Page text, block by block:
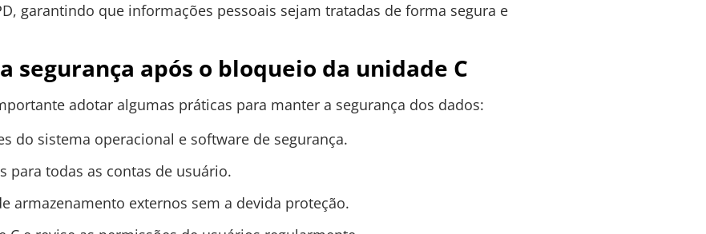
garantindo que informações pessoais sejam tratadas de forma segura e
segurança após o bloqueio da unidade C
adotar algumas práticas para manter a segurança dos dados:
do sistema operacional e software de segurança.
para todas as contas de usuário.
armazenamento externos sem a devida proteção.